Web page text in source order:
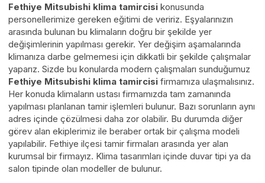
Fethiye Mitsubishi klima tamircisi konusunda
personellerimize gereken eğitimi de veririz. Eşyalarınızın
arasında bulunan bu klimaların doğru bir şekilde yer
değişimlerinin yapılması gerekir. Yer değişim aşamalarında
klimanıza darbe gelmemesi için dikkatli bir şekilde çalışmalar
yaparız. Sizde bu konularda modern çalışmaları sunduğumuz
Fethiye Mitsubishi klima tamircisi firmamıza ulaşmalısınız.
Her konuda klimaların ustası firmamızda tam zamanında
yapılması planlanan tamir işlemleri bulunur. Bazı sorunların aynı
adres içinde çözülmesi daha zor olabilir. Bu durumda diğer
görev alan ekiplerimiz ile beraber ortak bir çalışma modeli
yapılabilir. Fethiye ilçesi tamir firmaları arasında yer alan
kurumsal bir firmayız. Klima tasarımları içinde duvar tipi ya da
salon tipinde olan modeller de bulunur.